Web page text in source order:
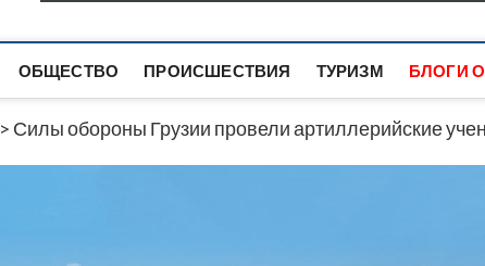
ОБЩЕСТВО ПРОИСШЕСТВИЯ ТУРИЗМ БЛОГИ
> Силы обороны Грузии провели артиллерийские